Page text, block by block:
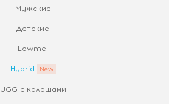
Мужские
Детские
Lowmel
Hybrid
UGG с калошами